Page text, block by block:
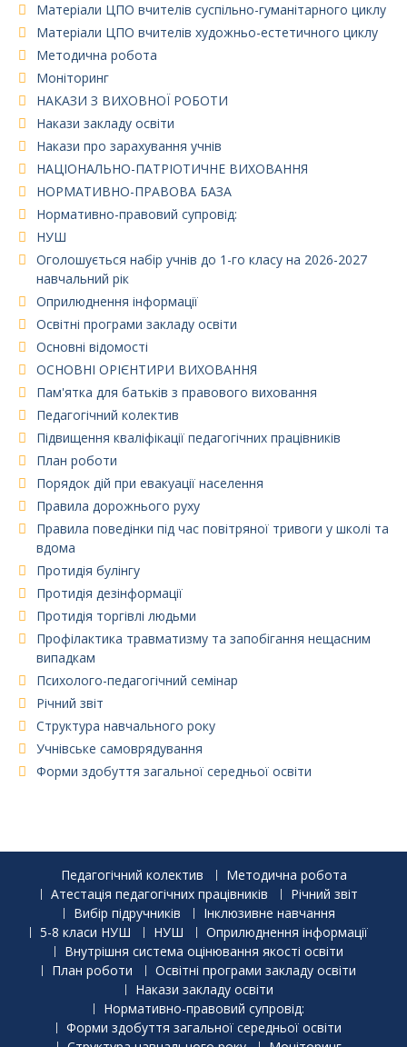
Матеріали ЦПО вчителів суспільно-гуманітарного циклу
Матеріали ЦПО вчителів художньо-естетичного циклу
Методична робота
Моніторинг
НАКАЗИ З ВИХОВНОЇ РОБОТИ
Накази закладу освіти
Накази про зарахування учнів
НАЦІОНАЛЬНО-ПАТРІОТИЧНЕ ВИХОВАННЯ
НОРМАТИВНО-ПРАВОВА БАЗА
Нормативно-правовий супровід:
НУШ
Оголошується набір учнів до 1-го класу на 2026-2027
навчальний рік
Оприлюднення інформації
Освітні програми закладу освіти
Основні відомості
ОСНОВНІ ОРІЄНТИРИ ВИХОВАННЯ
Пам'ятка для батьків з правового виховання
Педагогічний колектив
Підвищення кваліфікації педагогічних працівників
План роботи
Порядок дій при евакуації населення
Правила дорожнього руху
Правила поведінки під час повітряної тривоги у школі та
вдома
Протидія булінгу
Протидія дезінформації
Протидія торгівлі людьми
Профілактика травматизму та запобігання нещасним
випадкам
Психолого-педагогічний семінар
Річний звіт
Структура навчального року
Учнівське самоврядування
Форми здобуття загальної середньої освіти
Педагогічний колектив
Методична робота
Атестація педагогічних працівників
Річний звіт
Вибір підручників
Інклюзивне навчання
5-8 класи НУШ
НУШ
Оприлюднення інформації
Внутрішня система оцінювання якості освіти
План роботи
Освітні програми закладу освіти
Накази закладу освіти
Нормативно-правовий супровід:
Форми здобуття загальної середньої освіти